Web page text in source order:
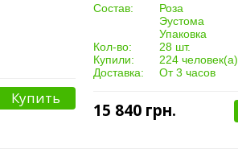
Купить
Cостав:
Роза
Эустома
Упаковка
Кол-во:
28 шт.
Купили:
224 человек(а)
Доставка:
От 3 часов
15 840 грн.